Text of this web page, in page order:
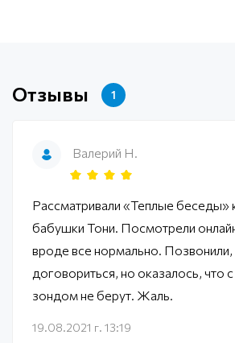
Отзывы 1
Валерий Н.
Рассматривали «Теплые беседы»
бабушки Тони. Посмотрели
вроде все нормально.
договориться, но оказалось, что
зондом не берут. Жаль.
19.08.2021 г. 13:19